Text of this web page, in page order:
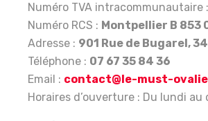
Numéro TVA intracommunautaire :
Numéro RCS : Montpellier B 853
Adresse : 901 Rue de Bugarel,
Téléphone : 07 67 35 84 36
Email : contact@le-must-
Horaires d’ouverture : Du lundi au